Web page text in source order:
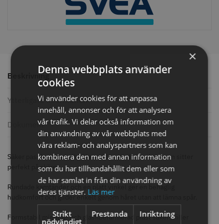
Beskrivning
Ytterligare information
Dokument
Säker passformsteknik säkerställer att distanskammen sitter
perfekt på skäret.
Rundade kamtänder och en platt vinkel ger en behaglig
hudkomfort och glider enkelt genom håret utan att lämna spår.
Formstabil mineral- och glasfiberarmerad plast säkerställer
499.00 kr
Jaguar saxolja
29.00 kr
Info Köp
WAHL - Super Close
Info
×
Denna webbplats använder
cookies
Vi använder cookies för att anpassa
innehåll, annonser och för att analysera
vår trafik. Vi delar också information om
din användning av vår webbplats med
våra reklam- och analyspartners som kan
kombinera den med annan information
som du har tillhandahållit dem eller som
de har samlat in från din användning av
deras tjänster. Läs mer
Strikt
nödvändigt
Prestanda Inriktning